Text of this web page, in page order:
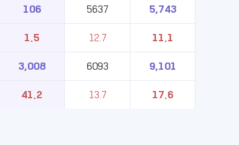
106 5637 5,743
1.5 12.7 11.1
3,008 6093 9,101
41.2 13.7 17.6